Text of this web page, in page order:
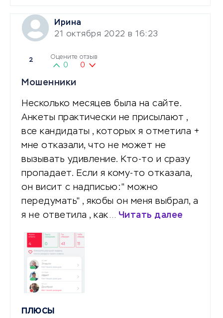
Ирина
21 октября 2022 в 16:23
2 Оцените отзыв
0 0
Мошенники
Несколько месяцев была на сайте.
Анкеты практически не присылают ,
все кандидаты , которых я отметила +
мне отказали, что не может не
вызывать удивление. Кто-то и сразу
пропадает. Если я кому-то отказала,
он висит с надписью:" можно
передумать" , якобы он меня выбрал, а
я не ответила , как… Читать далее
ПЛЮСЫ